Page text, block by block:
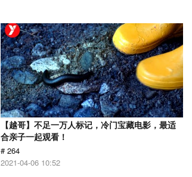
【越哥】不足一万人标记，冷门宝藏电影，最适
合亲子一起观看！
# 264
2021-04-06 10:52